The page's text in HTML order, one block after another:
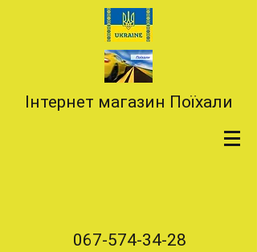
Інтернет магазин Поїхали
067-574-34-28